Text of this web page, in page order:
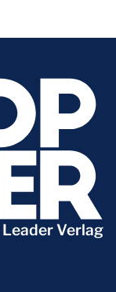
Verlag